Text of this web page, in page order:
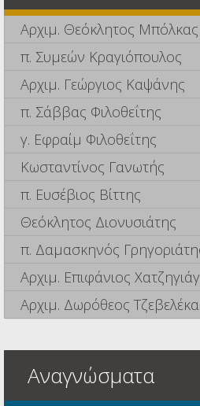
Αρχιμ. Θεόκλητος Μπόλκας
π. Συμεών Κραγιόπουλος
Αρχιμ. Γεώργιος Καψάνης
π. Σάββας Φιλοθεΐτης
γ. Εφραίμ Φιλοθεΐτης
Κωσταντίνος Γανωτής
π. Ευσέβιος Βίττης
Θεόκλητος Διονυσιάτης
π. Δαμασκηνός
Αρχιμ. Επιφάνιος
Αρχιμ. Δωρόθεος
Αναγνώσματα